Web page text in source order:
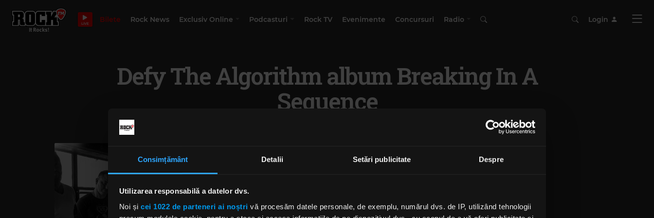
Consimțământ Detalii Setări publicitate Despre
Utilizarea responsabilă a datelor dvs.
Noi și cei 1022 de parteneri ai noștri vă procesăm datele personale, de exemplu, numărul dvs. de IP, utilizând tehnologii
LIVE Bilete Rock News Exclusiv Online Podcasturi Rock TV Evenimente Concursuri Radio Login
Defy The Algorithm album Breaking In A
Sequence